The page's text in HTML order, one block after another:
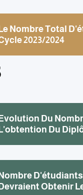
Le Nombre Total
2023/2024
Evolution Du
L'obtention Du
Nombre
Devraient Obtenir